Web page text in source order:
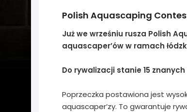
Polish Aquascaping
Już we wrześniu rusza Polish
aquascaper’ów w ramach
Do rywalizacji stanie 15
Poprzeczka postawiona jest
aquascaper’zy. To gwarantuje